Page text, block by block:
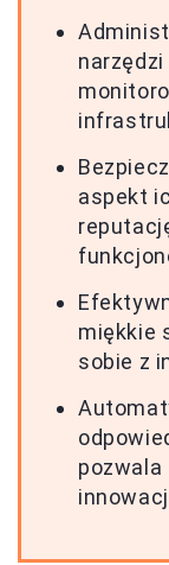
aspekt
miękkie
sobie z